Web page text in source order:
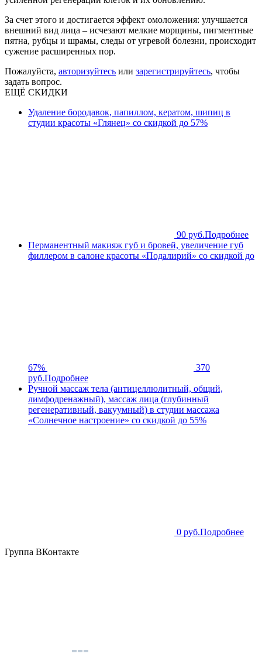
За счет этого и достигается эффект омоложения: улучшается
внешний вид лица – исчезают мелкие морщины, пигментные
пятна, рубцы и шрамы, следы от угревой болезни, происходит
сужение расширенных пор.
Пожалуйста, авторизуйтесь или зарегистрируйтесь, чтобы
задать вопрос.
ЕЩЁ СКИДКИ
Удаление бородавок, папиллом, кератом, шипиц в
студии красоты «Глянец» со скидкой до 57%
90 руб.Подробнее
Перманентный макияж губ и бровей, увеличение губ
филлером в салоне красоты «Подалирий» со скидкой до
67%
370
руб.Подробнее
Ручной массаж тела (антицеллюлитный, общий,
лимфодренажный), массаж лица (глубинный
регенеративный, вакуумный) в студии массажа
«Солнечное настроение» со скидкой до 55%
0 руб.Подробнее
Группа ВКонтакте